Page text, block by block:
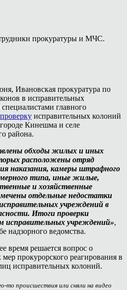
прокуратуры и МЧС.
Ивановская прокуратура по
в исправительных
главного
исправительных колоний
Кинешма и селе
района.
обходы жилых и иных
расположены отряд
наказания, камеры штрафного
типа, иные жилые,
и хозяйственные
отдельные недостатки
учреждений в
Итоги проверки
исправительных учреждений»,
надзорного ведомства.
время решается вопрос о
прокурорского реагирования в
исправительных колоний.
то происшествия или сняли на видео